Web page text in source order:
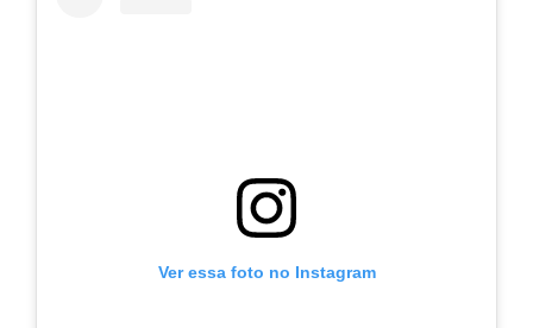
Ver essa foto no Instagram